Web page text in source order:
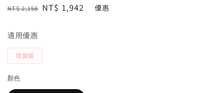
Regular
NT$ 2,158 Sale
NT$ 1,942 優惠
適用優惠
現貨區
顏色